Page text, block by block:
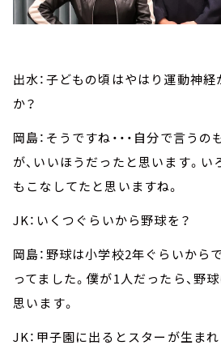
出水：子どもの頃はやはり運動神
か？
岡島：そうですね・・・自分で言う
が、いいほうだったと思います。
もこなしてたと思いますね。
JK：いくつぐらいから野球を？
岡島：野球は小学校2年ぐらいから
ってました。僕が1人だったら、野
思います。
JK：甲子園に出るとスターが生まれ